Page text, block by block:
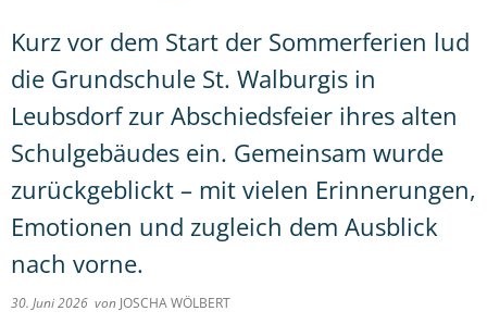
Kurz vor dem Start der Sommerferien lud
die Grundschule St. Walburgis in
Leubsdorf zur Abschiedsfeier ihres alten
Schulgebäudes ein. Gemeinsam wurde
zurückgeblickt – mit vielen Erinnerungen,
Emotionen und zugleich dem Ausblick
nach vorne.
30. Juni 2026 von JOSCHA WÖLBERT